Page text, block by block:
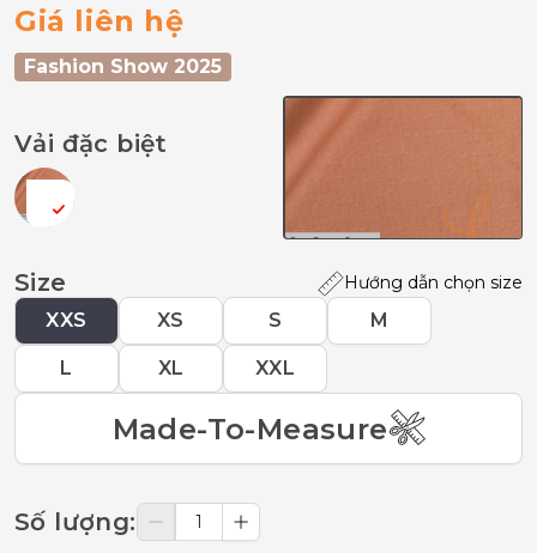
Giá liên hệ
Fashion Show 2025
Vải đặc biệt
Size Hướng dẫn chọn size
XXS XS S M
L XL XXL
Made-To-Measure
Số lượng: